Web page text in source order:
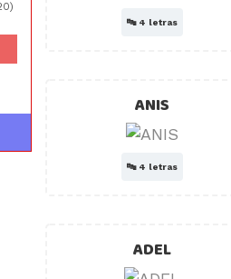
🔤 4 letras
ANIS
🔤 4 letras
ADEL